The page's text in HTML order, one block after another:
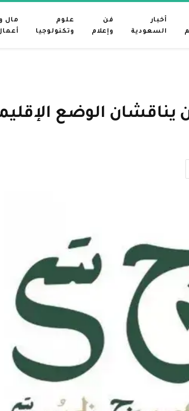
أخبار
السعودية
فن
وإعلام
علوم
وتكنولوجيا
مال و
يناقشان الوضع